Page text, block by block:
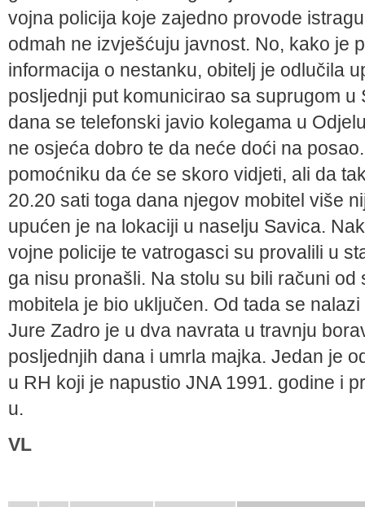
vojna policija koje zajedno provode
odmah ne izvješćuju javnost. No, kako je
informacija o nestanku, obitelj je odlučila
posljednji put komunicirao sa suprugom u
dana se telefonski javio kolegama u
ne osjeća dobro te da neće doći na
pomoćniku da će se skoro vidjeti, ali da
20.20 sati toga dana njegov mobitel više
upućen je na lokaciji u naselju Savica.
vojne policije te vatrogasci su provalili u
ga nisu pronašli. Na stolu su bili računi od
mobitela je bio uključen. Od tada se
Jure Zadro je u dva navrata u travnju
posljednjih dana i umrla majka. Jedan je
u RH koji je napustio JNA 1991. godine i
u.
VL